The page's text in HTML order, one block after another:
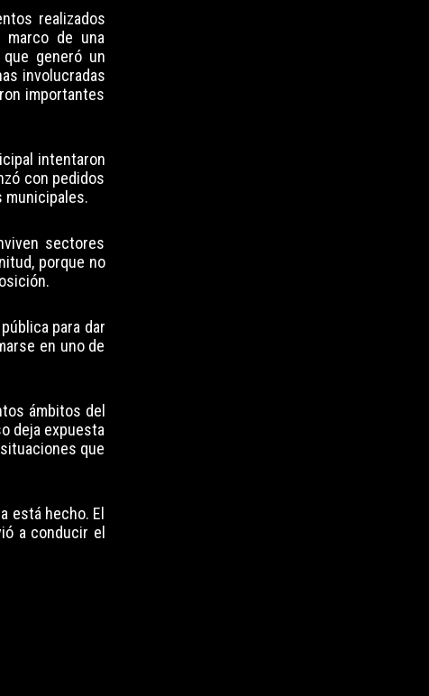
realizados
de una
generó un
involucradas
importantes
intentaron
con pedidos
sectores
porque no
para dar
en uno de
ámbitos del
deja expuesta
que
está hecho. El
a conducir el